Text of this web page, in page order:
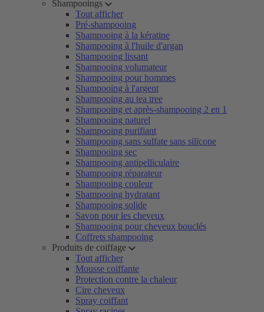
Shampooings
Tout afficher
Pré-shampooing
Shampooing à la kératine
Shampooing à l'huile d'argan
Shampooing lissant
Shampooing volumateur
Shampooing pour hommes
Shampooing à l'argent
Shampooing au tea tree
Shampooing et après-shampooing 2 en 1
Shampooing naturel
Shampooing purifiant
Shampooing sans sulfate sans silicone
Shampooing sec
Shampooing antipelliculaire
Shampooing réparateur
Shampooing couleur
Shampooing hydratant
Shampooing solide
Savon pour les cheveux
Shampooing pour cheveux bouclés
Coffrets shampooing
Produits de coiffage
Tout afficher
Mousse coiffante
Protection contre la chaleur
Cire cheveux
Spray coiffant